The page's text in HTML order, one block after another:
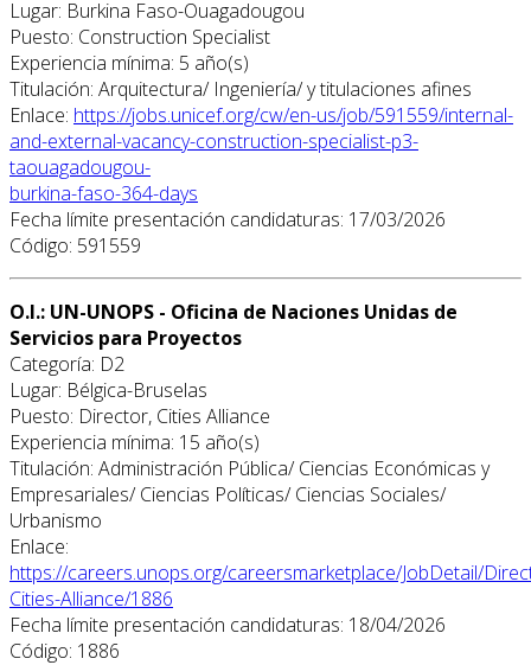
Lugar: Burkina Faso-Ouagadougou
Puesto: Construction Specialist
Experiencia mínima: 5 año(s)
Titulación: Arquitectura/ Ingeniería/ y titulaciones afines
Enlace: https://jobs.unicef.org/cw/en-us/job/591559/internal-
and-external-vacancy-construction-specialist-p3-
taouagadougou-
burkina-faso-364-days
Fecha límite presentación candidaturas: 17/03/2026
Código: 591559
O.I.: UN-UNOPS - Oficina de Naciones Unidas de
Servicios para Proyectos
Categoría: D2
Lugar: Bélgica-Bruselas
Puesto: Director, Cities Alliance
Experiencia mínima: 15 año(s)
Titulación: Administración Pública/ Ciencias Económicas y
Empresariales/ Ciencias Políticas/ Ciencias Sociales/
Urbanismo
Enlace:
https://careers.unops.org/careersmarketplace/JobDetail/
Cities-Alliance/1886
Fecha límite presentación candidaturas: 18/04/2026
Código: 1886